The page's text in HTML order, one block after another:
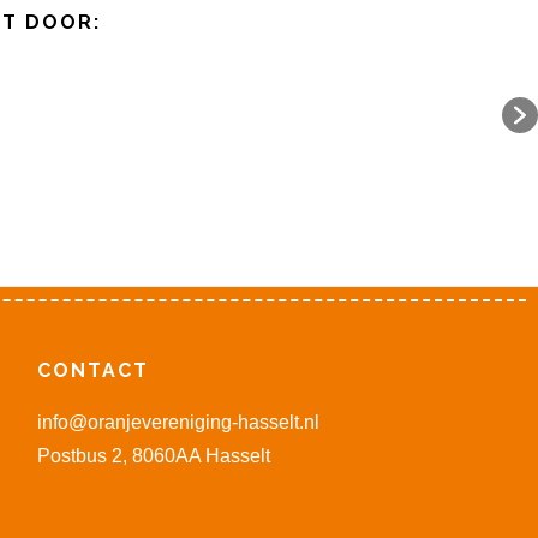
DOOR:
CONTACT
info@oranjevereniging-hasselt.nl
Postbus 2, 8060AA Hasselt